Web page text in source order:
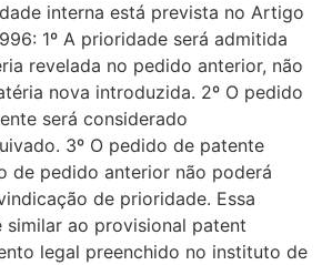
interna está prevista no Artigo
1º A prioridade será admitida
revelada no pedido anterior, não
nova introduzida. 2º O pedido
será considerado
3º O pedido de patente
de pedido anterior não poderá
de prioridade. Essa
ao provisional patent
legal preenchido no instituto de